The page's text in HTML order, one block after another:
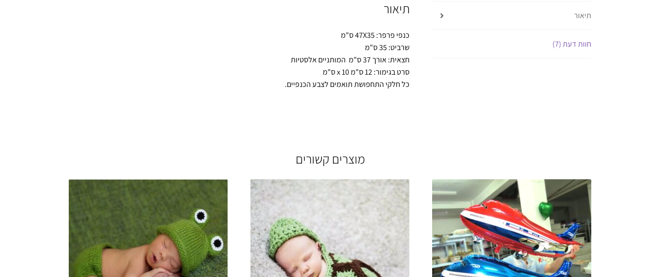
תיאור
חוות דעת (7)
תיאור
כנפי פרפר: 47X35 ס"מ
שרביט: 35 ס"מ
חצאית: אורך 37 ס"מ המותניים אלסטיות
סרט בגימור: 12 ס"מ x 10 ס"מ
כל חלקי התחפושת תואמים לצבע הכנפיים.
מוצרים קשורים